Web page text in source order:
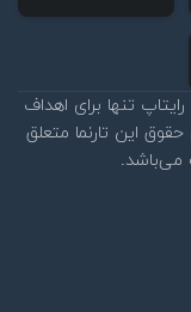
تنها برای اهداف
این تارنما متعلق
می‌باشد.